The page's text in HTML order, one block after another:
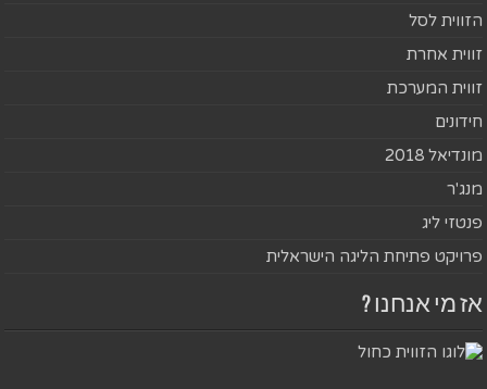
הזווית לסל
זווית אחרת
זווית המערכת
חידונים
מונדיאל 2018
מנג'ר
פנטזי ליג
פרויקט פתיחת הליגה הישראלית
אז מי אנחנו ?